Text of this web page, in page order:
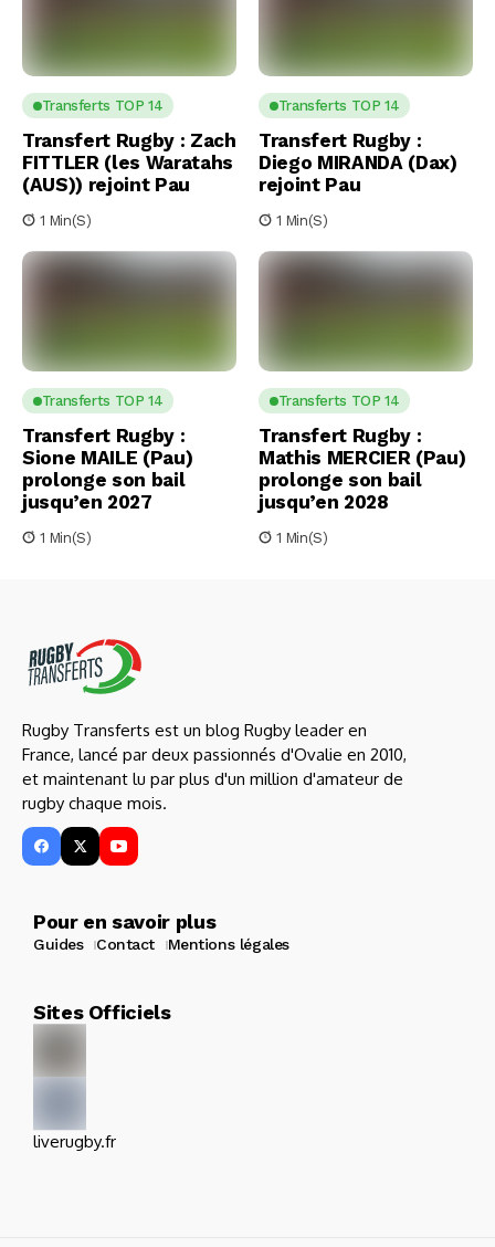
Transferts TOP 14
Transfert Rugby : Zach
FITTLER (les Waratahs
(AUS)) rejoint Pau
1 Min(s)
Transferts TOP 14
Transfert Rugby :
Diego MIRANDA (Dax)
rejoint Pau
1 Min(s)
Transferts TOP 14
Transfert Rugby :
Sione MAILE (Pau)
prolonge son bail
jusqu’en 2027
1 Min(s)
Transferts TOP 14
Transfert Rugby :
Mathis MERCIER (Pau)
prolonge son bail
jusqu’en 2028
1 Min(s)
Rugby Transferts est un blog Rugby leader en
France, lancé par deux passionnés d'Ovalie en 2010,
et maintenant lu par plus d'un million d'amateur de
rugby chaque mois.
Pour en savoir plus
Guides Contact Mentions légales
Sites Officiels
liverugby.fr